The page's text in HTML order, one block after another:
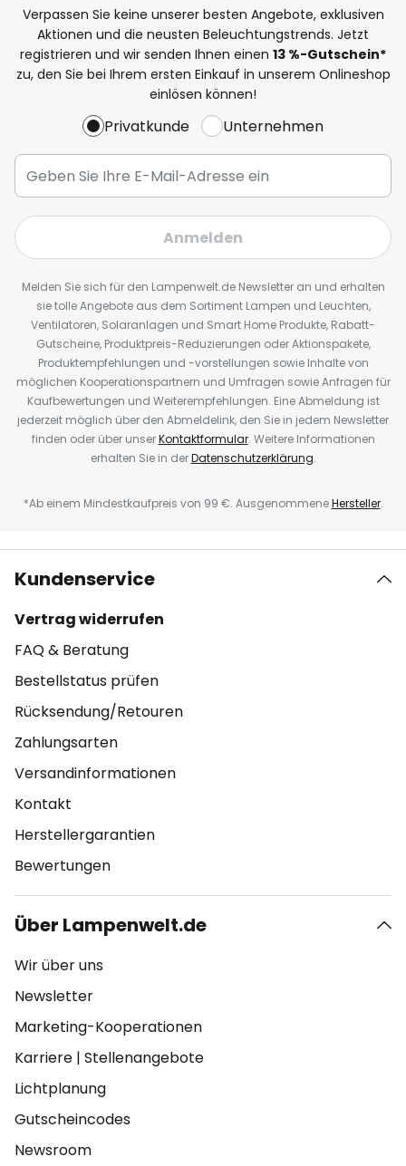
Verpassen Sie keine unserer besten Angebote, exklusiven
Aktionen und die neusten Beleuchtungstrends. Jetzt
registrieren und wir senden Ihnen einen 13 %-Gutschein*
zu, den Sie bei Ihrem ersten Einkauf in unserem Onlineshop
einlösen können!
Privatkunde Unternehmen
Anmelden
Melden Sie sich für den Lampenwelt.de Newsletter an und erhalten
sie tolle Angebote aus dem Sortiment Lampen und Leuchten,
Ventilatoren, Solaranlagen und Smart Home Produkte, Rabatt-
Gutscheine, Produktpreis-Reduzierungen oder Aktionspakete,
Produktempfehlungen und -vorstellungen sowie Inhalte von
möglichen Kooperationspartnern und Umfragen sowie Anfragen für
Kaufbewertungen und Weiterempfehlungen. Eine Abmeldung ist
jederzeit möglich über den Abmeldelink, den Sie in jedem Newsletter
finden oder über unserKontaktformular. Weitere Informationen
erhalten Sie in derDatenschutzerklärung.
*Ab einem Mindestkaufpreis von 99 €. AusgenommeneHersteller.
Kundenservice
Vertrag widerrufen
FAQ & Beratung
Bestellstatus prüfen
Rücksendung/Retouren
Zahlungsarten
Versandinformationen
Kontakt
Herstellergarantien
Bewertungen
Über Lampenwelt.de
Wir über uns
Newsletter
Marketing-Kooperationen
Karriere | Stellenangebote
Lichtplanung
Gutscheincodes
Newsroom